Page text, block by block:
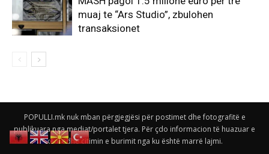
muaj te “Ars Studio”, zbulohen
transaksionet
POPULLI.mk nuk mban përgjegjësi për postimet dhe fotografitë e
publikuara nga mediat/portalet tjera. Për çdo informacion të huazuar e
keni edhe citimin e burimit nga ku është marrë lajmi.